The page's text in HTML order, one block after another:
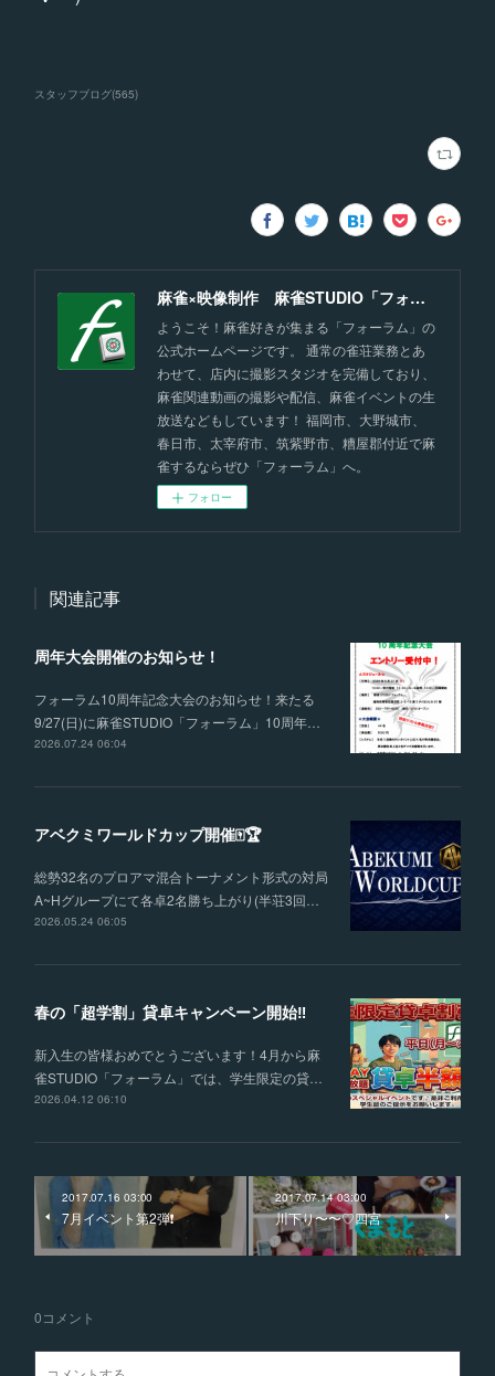
スタッフブログ(565)
麻雀×映像制作 麻雀STUDIO「フォーラム」福岡
ようこそ！麻雀好きが集まる「フォーラム」の
公式ホームページです。 通常の雀荘業務とあ
わせて、店内に撮影スタジオを完備しており、
麻雀関連動画の撮影や配信、麻雀イベントの生
放送などもしています！ 福岡市、大野城市、
春日市、太宰府市、筑紫野市、糟屋郡付近で麻
雀するならぜひ「フォーラム」へ。
フォロー
関連記事
周年大会開催のお知らせ！
フォーラム10周年記念大会のお知らせ！来たる
9/27(日)に麻雀STUDIO「フォーラム」10周年…
2026.07.24 06:04
アベクミワールドカップ開催🀄🏆
総勢32名のプロアマ混合トーナメント形式の対局
A~Hグループにて各卓2名勝ち上がり(半荘3回…
2026.05.24 06:05
春の「超学割」貸卓キャンペーン開始‼
新入生の皆様おめでとうございます！4月から麻
雀STUDIO「フォーラム」では、学生限定の貸…
2026.04.12 06:10
2017.07.16 03:00
7月イベント第2弾❗️
2017.07.14 03:00
川下り〜〜♡四宮
0コメント